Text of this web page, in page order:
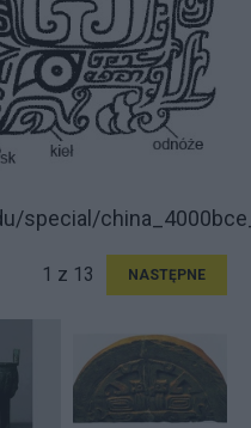
special/
1 z 13 NASTĘPNE